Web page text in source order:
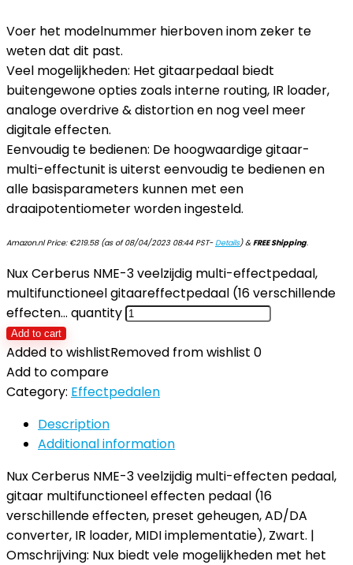
Voer het modelnummer hierboven inom zeker te
weten dat dit past.
Veel mogelijkheden: Het gitaarpedaal biedt
buitengewone opties zoals interne routing, IR loader,
analoge overdrive & distortion en nog veel meer
digitale effecten.
Eenvoudig te bedienen: De hoogwaardige gitaar-
multi-effectunit is uiterst eenvoudig te bedienen en
alle basisparameters kunnen met een
draaipotentiometer worden ingesteld.
Amazon.nl Price: €219.58(as of 08/04/2023 08:44 PST-Details)&FREE Shipping.
Nux Cerberus NME-3 veelzijdig multi-effectpedaal,
multifunctioneel gitaareffectpedaal (16 verschillende
effecten… quantity
Add to cart
Added to wishlistRemoved from wishlist 0
Add to compare
Category: Effectpedalen
Description
Additional information
Nux Cerberus NME-3 veelzijdig multi-effecten pedaal,
gitaar multifunctioneel effecten pedaal (16
verschillende effecten, preset geheugen, AD/DA
converter, IR loader, MIDI implementatie), Zwart. |
Omschrijving: Nux biedt vele mogelijkheden met het